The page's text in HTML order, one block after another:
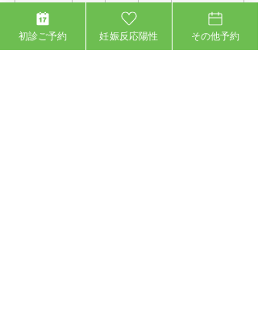
14:30～
19:00
院長 院長 院長
院長・女医（心
療内科※）
初診ご予約 妊娠反応陽性 その他予約